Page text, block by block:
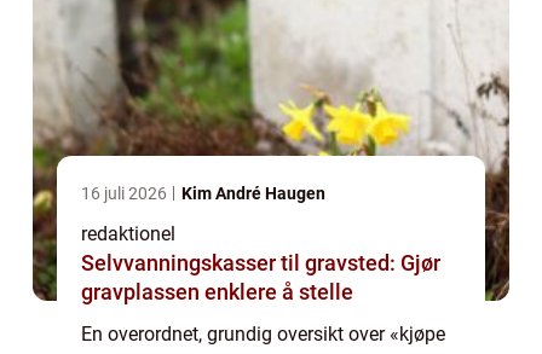
16 juli 2026 Kim André Haugen
redaktionel
Selvvanningskasser til gravsted: Gjør
gravplassen enklere å stelle
En overordnet, grundig oversikt over «kjøpe